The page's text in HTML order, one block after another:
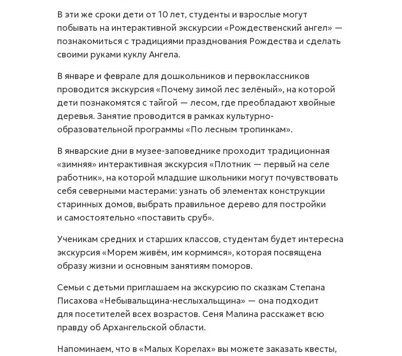
В эти же сроки дети от 10 лет, студенты и взрослые могут
побывать на интерактивной экскурсии «Рождественский ангел» —
познакомиться с традициями празднования Рождества и сделать
своими руками куклу Ангела.
В январе и феврале для дошкольников и первоклассников
проводится экскурсия «Почему зимой лес зелёный», на которой
дети познакомятся с тайгой — лесом, где преобладают хвойные
деревья. Занятие проводится в рамках культурно-
образовательной программы «По лесным тропинкам».
В январские дни в музее-заповеднике проходит традиционная
«зимняя» интерактивная экскурсия «Плотник — первый на селе
работник», на которой младшие школьники могут почувствовать
себя северными мастерами: узнать об элементах конструкции
старинных домов, выбрать правильное дерево для постройки
и самостоятельно «поставить сруб».
Ученикам средних и старших классов, студентам будет интересна
экскурсия «Морем живём, им кормимся», которая посвящена
образу жизни и основным занятиям поморов.
Семьи с детьми приглашаем на экскурсию по сказкам Степана
Писахова «Небывальщина-неслыхальщина» — она подходит
для посетителей всех возрастов. Сеня Малина расскажет всю
правду об Архангельской области.
Напоминаем, что в «Малых Корелах» вы можете заказать квесты,